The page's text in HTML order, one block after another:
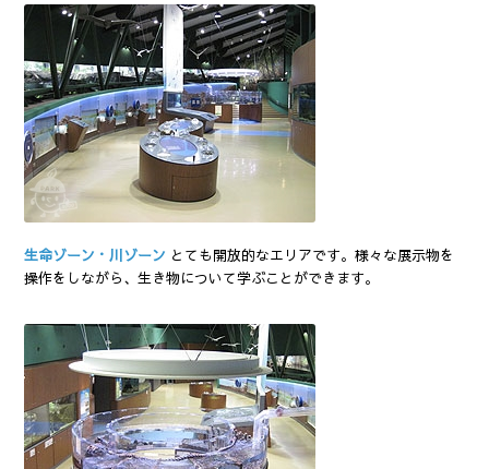
生命ゾーン・川ゾーン とても開放的なエリアです。様々な展示物を
操作をしながら、生き物について学ぶことができます。